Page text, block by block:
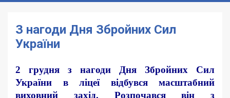
З нагоди Дня Збройних Сил
України
2 грудня з нагоди Дня Збройних Сил
України в ліцеї відбувся масштабний
виховний захід. Розпочався він з